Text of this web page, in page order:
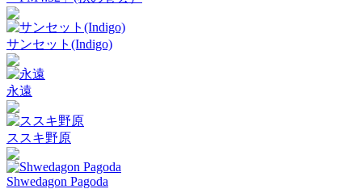
サンセット(Indigo)
永遠
ススキ野原
Shwedagon Pagoda